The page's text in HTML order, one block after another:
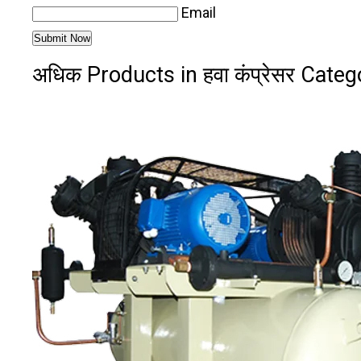
Email
अधिक Products in हवा कंप्रेसर